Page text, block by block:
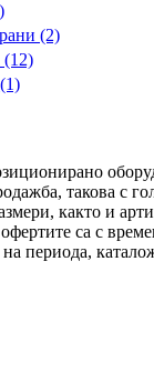
(2)
(12)
(1)
такова с
както и
са с
периода,